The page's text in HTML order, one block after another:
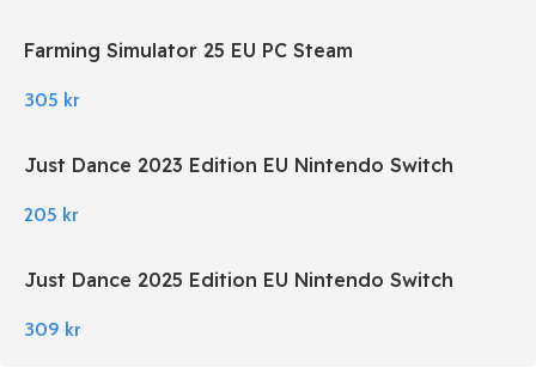
Farming Simulator 25 EU PC Steam
305 kr
Just Dance 2023 Edition EU Nintendo Switch
205 kr
Just Dance 2025 Edition EU Nintendo Switch
309 kr